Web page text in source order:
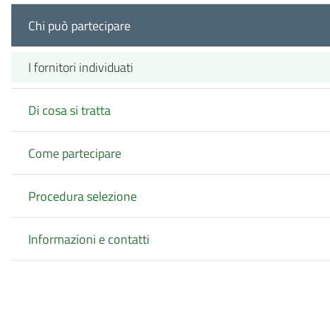
Chi può partecipare
I fornitori individuati
Di cosa si tratta
Come partecipare
Procedura selezione
Informazioni e contatti